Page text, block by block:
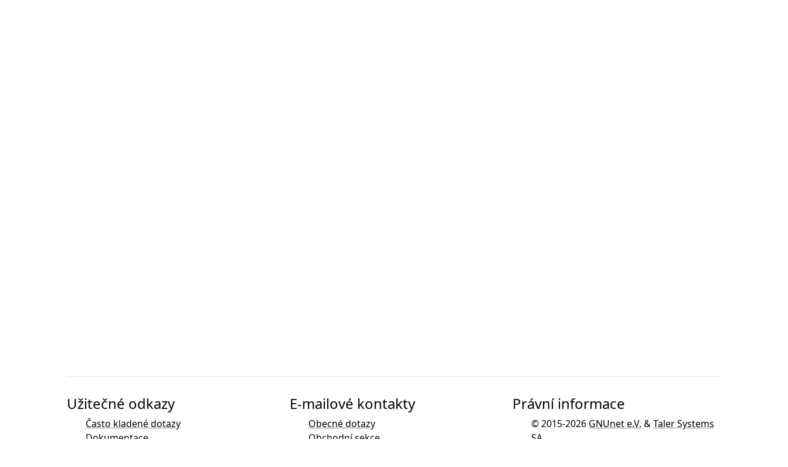
Užitečné odkazy
Často kladené dotazy
Dokumentace
E-mailové kontakty
Obecné dotazy
Obchodní sekce
Právní informace
© 2015-2026 GNUnet e.V. &Taler Systems
SA